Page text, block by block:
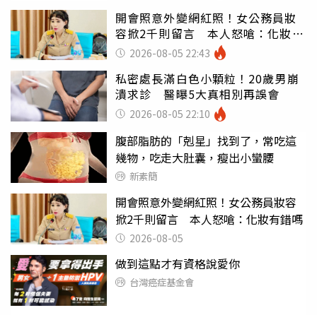
開會照意外變網紅照！女公務員妝
容掀2千則留言 本人怒嗆：化妝有
錯嗎2026-08-05 22:43
私密處長滿白色小顆粒！20歲男崩
潰求診 醫曝5大真相別再誤會
2026-08-05 22:10
腹部脂肪的「剋星」找到了，常吃這
幾物，吃走大肚囊，瘦出小蠻腰
新素簡
開會照意外變網紅照！女公務員妝容
掀2千則留言 本人怒嗆：化妝有錯嗎
2026-08-05
做到這點才有資格說愛你
台灣癌症基金會